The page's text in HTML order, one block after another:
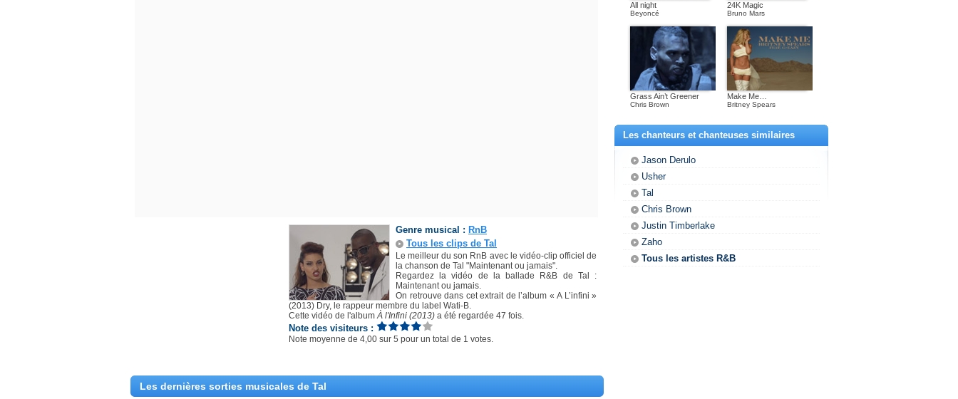
Genre musical : RnB
Tous les clips de Tal
Le meilleur du son RnB avec le vidéo-clip officiel de
la chanson de Tal "Maintenant ou jamais".
Regardez la vidéo de la ballade R&B de Tal :
Maintenant ou jamais.
On retrouve dans cet extrait de l’album « A L’infini »
(2013) Dry, le rappeur membre du label Wati-B.
Cette vidéo de l'albumÀ l'Infini (2013) a été regardée 47 fois.
Note des visiteurs :
Note moyenne de 4,00 sur 5 pour un total de 1 votes.
Les dernières sorties musicales de Tal
All night
Beyoncé
24K Magic
Bruno Mars
Grass Ain’t Greener
Chris Brown
Make Me…
Britney Spears
Les chanteurs et chanteuses similaires
Jason Derulo
Usher
Tal
Chris Brown
Justin Timberlake
Zaho
Tous les artistes R&B